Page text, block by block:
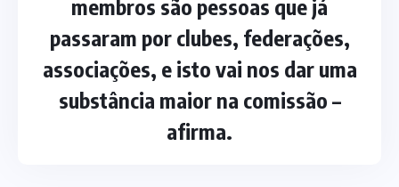
membros são pessoas que já
passaram por clubes, federações,
associações, e isto vai nos dar uma
substância maior na comissão –
afirma.